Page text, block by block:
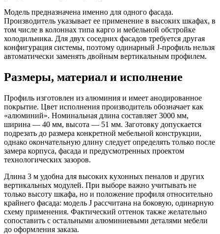
Модель предназначена именно для одного фасада.
Производитель указывает ее применение в высоких шкафах, в
том числе в колоннах типа карго и мебельной обстройке
холодильника. Для двух соседних фасадов требуется другая
конфигурация системы, поэтому одинарный J-профиль нельзя
автоматически заменять двойным вертикальным профилем.
Размеры, материал и исполнение
Профиль изготовлен из алюминия и имеет анодированное
покрытие. Цвет исполнения производитель обозначает как
«алюминий». Номинальная длина составляет 3000 мм,
ширина — 40 мм, высота — 51 мм. Заготовку допускается
подрезать до размера конкретной мебельной конструкции,
однако окончательную длину следует определять только после
замера корпуса, фасада и предусмотренных проектом
технологических зазоров.
Длина 3 м удобна для высоких кухонных пеналов и других
вертикальных модулей. При выборе важно учитывать не
только высоту шкафа, но и положение профиля относительно
крайнего фасада: модель J рассчитана на боковую, одинарную
схему применения. Фактический оттенок также желательно
сопоставить с остальными алюминиевыми деталями мебели
до оформления заказа.